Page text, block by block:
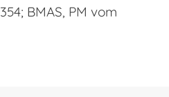
BMAS, PM vom